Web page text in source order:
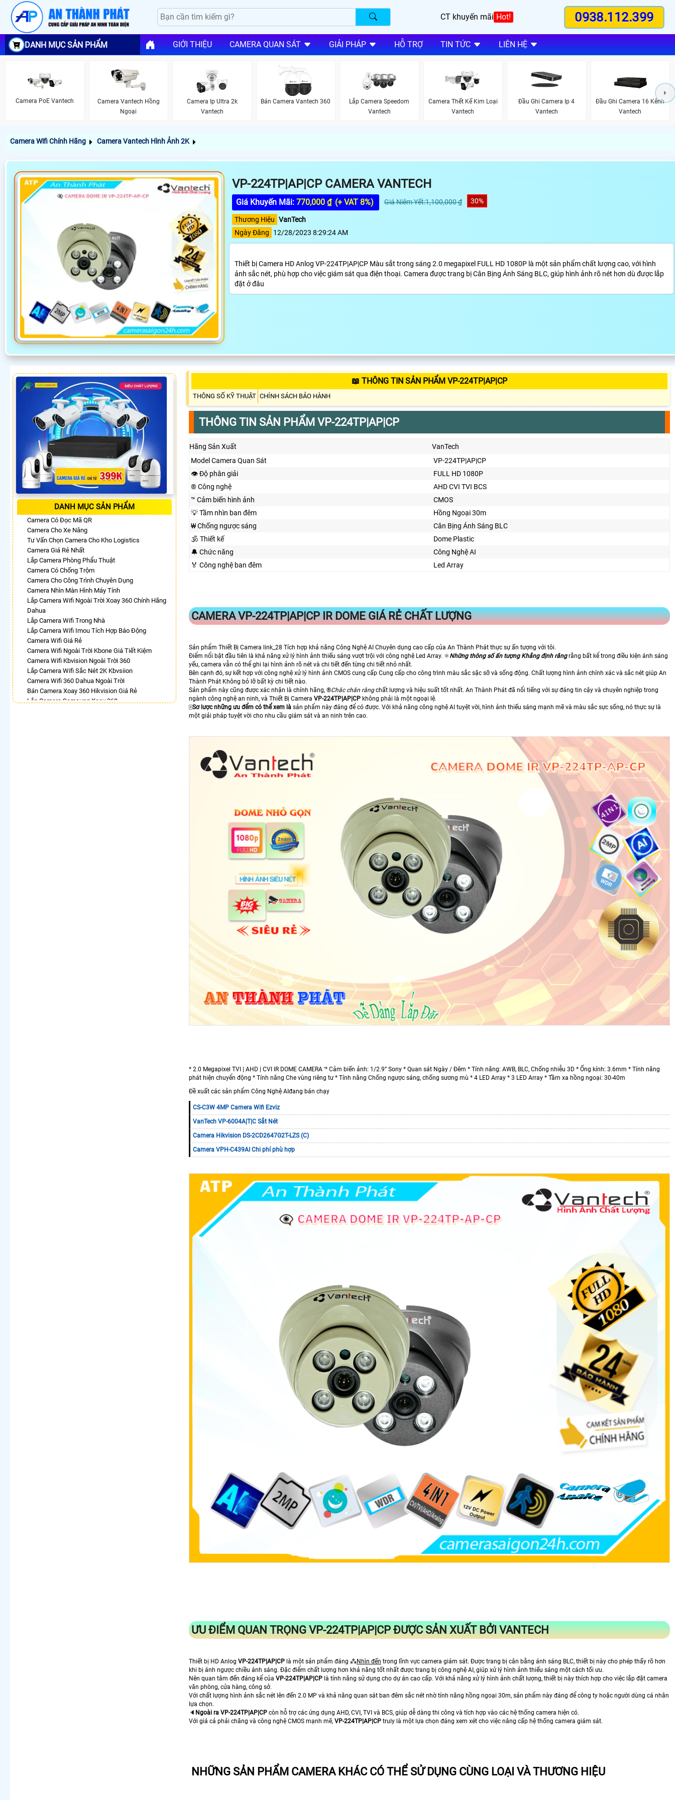
CT khuyến mãi Hot! 0938.112.399
DANH MỤC SẢN PHẨM GIỚI THIỆU CAMERA QUAN SÁT GIẢI PHÁP HỖ TRỢ TIN TỨC LIÊN HỆ
Camera PoE Vantech
Camera Vantech Hồng
Ngoại
Camera Ip Ultra 2k
Vantech
Bán Camera Vantech 360
Lắp Camera Speedom
Vantech
Camera Thết Kế Kim Loại
Vantech
Đầu Ghi Camera Ip 4
Vantech
Đầu Ghi Camera 16 Kênh
Vantech
Camera Wifi Chính Hãng Camera Vantech Hình Ảnh 2K
VP-224TP|AP|CP CAMERA VANTECH
Giá Khuyến Mãi: 770,000 ₫ (+ VAT 8%) Giá Niêm Yết:1,100,000 ₫ 30%
Thương Hiệu VanTech
Ngày Đăng
12/28/2023 8:29:24 AM
Thiết bị Camera HD Anlog VP-224TP|AP|CP Màu sắt trong sáng 2.0 megapixel FULL HD 1080P là một sản phẩm chất lượng cao, với hình
ảnh sắc nét, phù hợp cho việc giám sát qua điện thoại. Camera được trang bị Cân Bịng Ánh Sáng BLC, giúp hình ảnh rõ nét hơn dù được lắp
đặt ở đâu
DANH MỤC SẢN PHẨM
Camera Có Đọc Mã QR
Camera Cho Xe Nâng
Tư Vấn Chọn Camera Cho Kho Logistics
Camera Giá Rẻ Nhất
Lắp Camera Phòng Phẩu Thuật
Camera Có Chống Trộm
Camera Cho Công Trình Chuyên Dụng
Camera Nhìn Màn Hình Máy Tính
Lắp Camera Wifi Ngoài Trời Xoay 360 Chính Hãng
Dahua
Lắp Camera Wifi Trong Nhà
Lắp Camera Wifi Imou Tích Hợp Báo Động
Camera Wifi Giá Rẻ
Camera Wifi Ngoài Trời Kbone Giá Tiết Kiệm
Camera Wifi Kbvision Ngoài Trời 360
Lắp Camera Wifi Sắc Nét 2K Kbvsiion
Camera Wifi 360 Dahua Ngoài Trời
Bán Camera Xoay 360 Hikvision Giá Rẻ
Lắp Camera Samsung Xoay 360
📖 THÔNG TIN SẢN PHẨM VP-224TP|AP|CP
THÔNG SỐ KỸ THUẬT CHÍNH SÁCH BẢO HÀNH
THÔNG TIN SẢN PHẨM VP-224TP|AP|CP
Hãng Sản Xuất
VanTech
Model Camera Quan Sát
VP-224TP|AP|CP
👁 Độ phân giải
FULL HD 1080P
®️ Công nghệ
AHD CVI TVI BCS
™️ Cảm biến hình ảnh
CMOS
💡 Tầm nhìn ban đêm
Hồng Ngoại 30m
₩ Chống ngược sáng
Cân Bịng Ánh Sáng BLC
🕉️ Thiết kế
Dome Plastic
🔔 Chức năng
Công Nghệ AI
️🏅️ Công nghệ ban đêm
Led Array
CAMERAVP-224TP|AP|CPIR DOME GIÁ RẺ CHẤT LƯỢNG
Sản phẩm Thiết Bị Camera link_28 Tích hợp khả năng Công Nghệ AI Chuyên dụng cao cấp của An Thành Phát thực sự ấn tượng với tôi.
Điểm nổi bật đầu tiên là khả năng xử lý hình ảnh thiếu sáng vượt trội với công nghệ Led Array. ⚛️Những thông số ấn tượng Khẳng định rằngrằng bất kể trong điều kiện ánh sáng
yếu, camera vẫn có thể ghi lại hình ảnh rõ nét và chi tiết đến từng chi tiết nhỏ nhất.
Bên cạnh đó, sự kết hợp với công nghệ xử lý hình ảnh CMOS cung cấp Cung cấp cho công trình màu sắc sặc sỡ và sống động. Chất lượng hình ảnh chính xác và sắc nét giúp An
Thành Phát Không bỏ lỡ bất kỳ chi tiết nào.
Sản phẩm này cũng được xác nhận là chính hãng, ®️Chắc chắn rằngchất lượng và hiệu suất tốt nhất. An Thành Phát đã nổi tiếng với sự đáng tin cậy và chuyên nghiệp trong
ngành công nghệ an ninh, và Thiết Bị Camera VP-224TP|AP|CP không phải là một ngoại lệ.
🀄Sơ lược những ưu đểm có thể xem là sản phẩm này đáng để có được. Với khả năng công nghệ AI tuyệt vời, hình ảnh thiếu sáng mạnh mẽ và màu sắc sực sống, nó thực sự là
một giải pháp tuyệt vời cho nhu cầu giám sát và an ninh trên cao.
* 2.0 Megapixel TVI | AHD | CVI IR DOME CAMERA '* Cảm biến ảnh: 1/2.9” Sony * Quan sát Ngày / Đêm * Tính năng: AWB, BLC, Chống nhiễu 3D * Ống kính: 3.6mm * Tính năng
phát hiện chuyển động * Tính năng Che vùng riêng tư * Tính năng Chống ngược sáng, chống sương mù * 4 LED Array * 3 LED Array * Tầm xa hồng ngoại: 30-40m
Đề xuất các sản phẩm Công Nghệ AIđang bán chạy
CS-C3W 4MP Camera Wifi Ezviz
VanTech VP-6004A|T|C Sắt Nét
Camera Hikvision DS-2CD2647G2T-LZS (C)
Camera VPH-C439AI Chi phí phù hợp
ƯU ĐIỂM QUAN TRỌNGVP-224TP|AP|CPĐƯỢC SẢN XUẤT BỞI VANTECH
Thiết bị HD Anlog VP-224TP|AP|CP là một sản phẩm đáng ⁂Nhìn đến trong lĩnh vực camera giám sát. Được trang bị cân bằng ánh sáng BLC, thiết bị này cho phép thấy rõ hơn
khi bị ánh ngược chiều ánh sáng. Đặc điểm chất lượng hơn khả năng tốt nhất được trang bị công nghệ AI, giúp xử lý hình ảnh thiếu sáng một cách tối ưu.
Nên quan tâm đến đáng kể của VP-224TP|AP|CP là tính năng sử dụng cho dự án cao cấp. Với khả năng xử lý hình ảnh chất lượng, thiết bị này thích hợp cho việc lắp đặt camera
văn phòng, cửa hàng, công sở.
Với chất lượng hình ảnh sắc nét lên đến 2.0 MP và khả năng quan sát ban đêm sắc nét nhờ tính năng hồng ngoại 30m, sản phẩm này đáng để công ty hoặc người dùng cá nhân
lựa chọn.
🔈 Ngoài ra VP-224TP|AP|CP còn hỗ trợ các ứng dụng AHD, CVI, TVI và BCS, giúp dễ dàng thi công và tích hợp vào các hệ thống camera hiện có.
Với giá cả phải chăng và công nghệ CMOS mạnh mẽ, VP-224TP|AP|CP truly là một lựa chọn đáng xem xét cho việc nâng cấp hệ thống camera giám sát.
NHỮNG SẢN PHẨM CAMERA KHÁC CÓ THỂ SỬ DỤNG CÙNG LOẠI VÀ THƯƠNG HIỆU